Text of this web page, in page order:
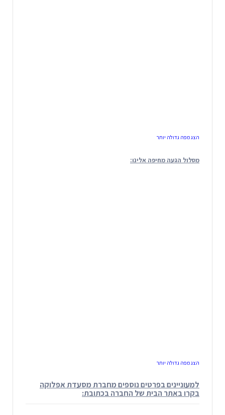
הצג מפה גדולה יותר
מסלול הגעה מחיפה אלינו:
הצג מפה גדולה יותר
למעוניינים בפרטים נוספים מחברת מסעדת אפלוקה
בקרו באתר הבית של החברה בכתובת: